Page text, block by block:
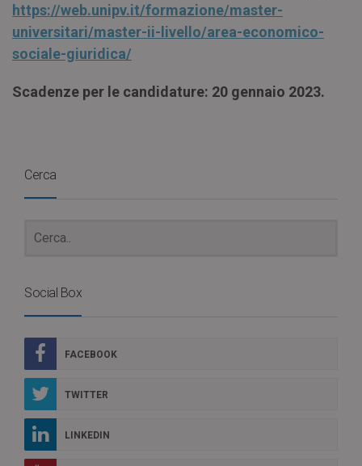
https://web.unipv.it/formazione/master-
universitari/master-ii-livello/area-economico-
sociale-giuridica/
Scadenze per le candidature: 20 gennaio 2023.
Cerca
Social Box
FACEBOOK
TWITTER
LINKEDIN